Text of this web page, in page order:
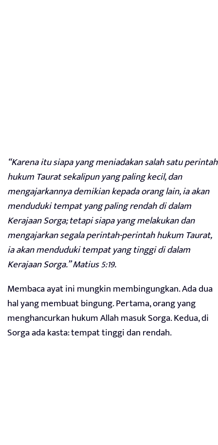
“Karena itu siapa yang meniadakan salah satu perintah
hukum Taurat sekalipun yang paling kecil, dan
mengajarkannya demikian kepada orang lain, ia akan
menduduki tempat yang paling rendah di dalam
Kerajaan Sorga; tetapi siapa yang melakukan dan
mengajarkan segala perintah-perintah hukum Taurat,
ia akan menduduki tempat yang tinggi di dalam
Kerajaan Sorga.” Matius 5:19.
Membaca ayat ini mungkin membingungkan. Ada dua
hal yang membuat bingung. Pertama, orang yang
menghancurkan hukum Allah masuk Sorga. Kedua, di
Sorga ada kasta: tempat tinggi dan rendah.